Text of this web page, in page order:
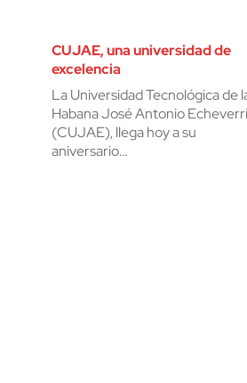
CUJAE, una universidad de
excelencia
La Universidad Tecnológica de
Habana José Antonio
(CUJAE), llega hoy a su
aniversario…